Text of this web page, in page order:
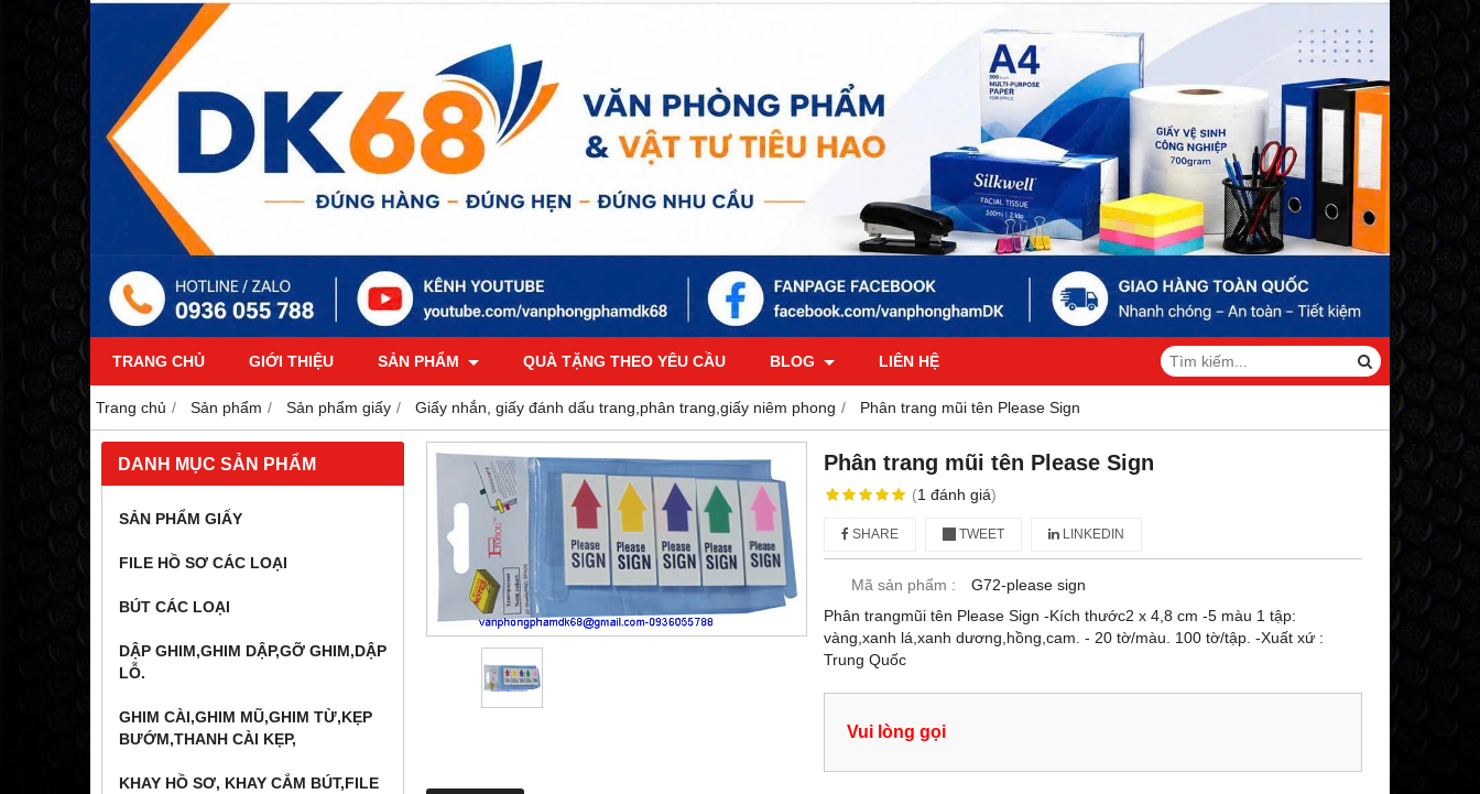
TRANG CHỦ GIỚI THIỆU SẢN PHẨM QUÀ TẶNG THEO YÊU CẦU BLOG LIÊN HỆ
Trang chủ Sản phẩm Sản phẩm giấy Giấy nhắn, giấy đánh dấu trang,phân trang,giấy niêm phong Phân trang mũi tên Please Sign
DANH MỤC SẢN PHẨM
SẢN PHẨM GIẤY
FILE HỒ SƠ CÁC LOẠI
BÚT CÁC LOẠI
DẬP GHIM,GHIM DẬP,GỠ GHIM,DẬP
LỖ.
GHIM CÀI,GHIM MŨ,GHIM TỪ,KẸP
BƯỚM,THANH CÀI KẸP,
KHAY HỒ SƠ, KHAY CẮM BÚT,FILE
Phân trang mũi tên Please Sign
(1 đánh giá)
SHARE TWEET LINKEDIN
Mã sản phẩm :
G72-please sign
Phân trangmũi tên Please Sign -Kích thước2 x 4,8 cm -5 màu 1 tập:
vàng,xanh lá,xanh dương,hồng,cam. - 20 tờ/màu. 100 tờ/tập. -Xuất xứ :
Trung Quốc
Vui lòng gọi